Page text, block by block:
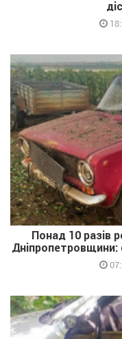
Понад 10 разів
Дніпропетровщини: